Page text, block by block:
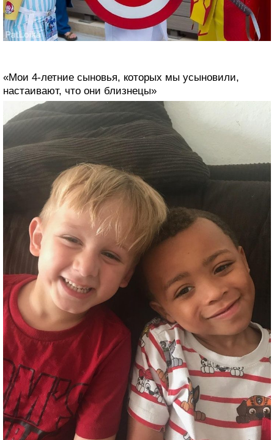
«Мои 4-летние сыновья, которых мы усыновили,
настаивают, что они близнецы»